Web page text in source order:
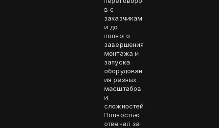
в с
заказчикам
и до
полного
завершения
монтажа и
запуска
оборудован
ия разных
масштабов
и
сложностей.
Полностью
отвечал за